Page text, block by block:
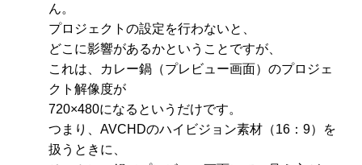
ん。
プロジェクトの設定を行わないと、
どこに影響があるかということですが、
これは、カレー鍋（プレビュー画面）のプロジェ
クト解像度が
720×480になるというだけです。
つまり、AVCHDのハイビジョン素材（16：9）を
扱うときに、